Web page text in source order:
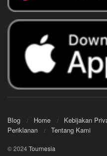
Blog Home Kebijakan
Periklanan
Tentang Kami
© 2024Tournesia